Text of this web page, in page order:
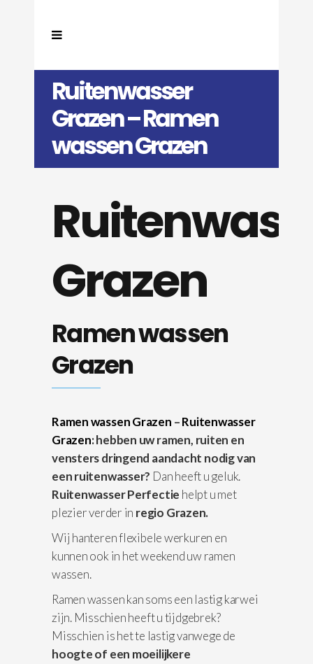
Ruitenwasser
Grazen – Ramen
wassen Grazen
Grazen
Ramen wassen
Grazen
Ramen wassen Grazen –Ruitenwasser
Grazen: hebben uw ramen, ruiten en
vensters dringend aandacht nodig van
een ruitenwasser? Dan heeft u geluk.
Ruitenwasser Perfectie helpt u met
plezier verder in regio Grazen.
Wij hanteren flexibele werkuren en
kunnen ook in het weekend uw ramen
wassen.
Ramen wassen kan soms een lastig karwei
zijn. Misschien heeft u tijdgebrek?
Misschien is het te lastig vanwege de
hoogte of een moeilijkere